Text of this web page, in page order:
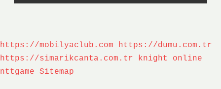
https://mobilyaclub.com
https://dumu.com.tr
https://simarikcanta.com.tr
knight online
nttgame
Sitemap